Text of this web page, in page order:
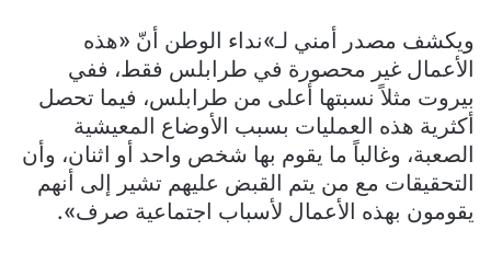
ويكشف مصدر أمني لـ»نداء الوطن أنّ «هذه
الأعمال غير محصورة في طرابلس فقط، ففي
بيروت مثلاً نسبتها أعلى من طرابلس، فيما تحصل
أكثرية هذه العمليات بسبب الأوضاع المعيشية
الصعبة، وغالباً ما يقوم بها شخص واحد أو اثنان، وأن
التحقيقات مع من يتم القبض عليهم تشير إلى أنهم
يقومون بهذه الأعمال لأسباب اجتماعية صرف».